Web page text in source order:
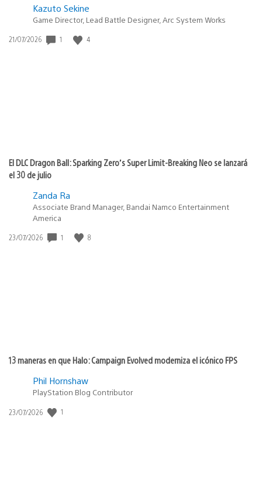
Kazuto Sekine
Game Director, Lead Battle Designer, Arc System Works
Fecha
21/07/2026 1 4
El DLC Dragon Ball: Sparking Zero’s Super Limit-Breaking Neo se lanzará
el 30 de julio
Zanda Ra
Associate Brand Manager, Bandai Namco Entertainment
America
Fecha
23/07/2026 1 8
13 maneras en que Halo: Campaign Evolved moderniza el icónico FPS
Phil Hornshaw
PlayStation Blog Contributor
Fecha
23/07/2026 1